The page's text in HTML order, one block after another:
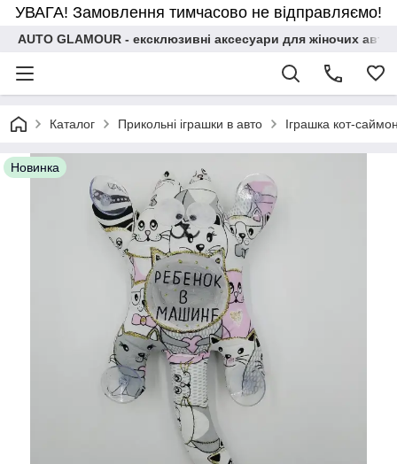
УВАГА! Замовлення тимчасово не відправляємо!
AUTO GLAMOUR - ексклюзивні аксесуари для жіночих
Каталог Прикольні іграшки в авто Іграшка кот-
Новинка